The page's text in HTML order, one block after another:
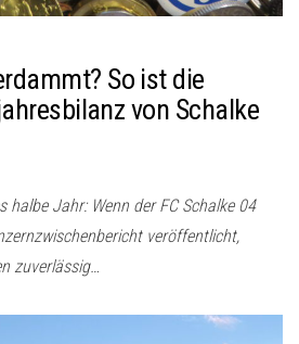
So ist die
von Schalke
halbe Jahr: Wenn der FC Schalke 04
veröffentlicht,
zuverlässig…